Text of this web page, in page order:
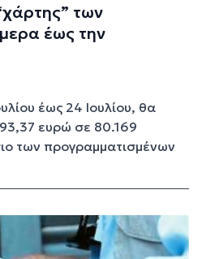
των
έως την
έως 24 Ιουλίου, θα
ευρώ σε 80.169
των προγραμματισμένων